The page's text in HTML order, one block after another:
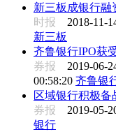
新三板成银行融
时报 2018-11-
新三板
齐鲁银行IPO获
券报 2019-06-
00:58:20 齐鲁银
区域银行积极备
券报 2019-05-
银行